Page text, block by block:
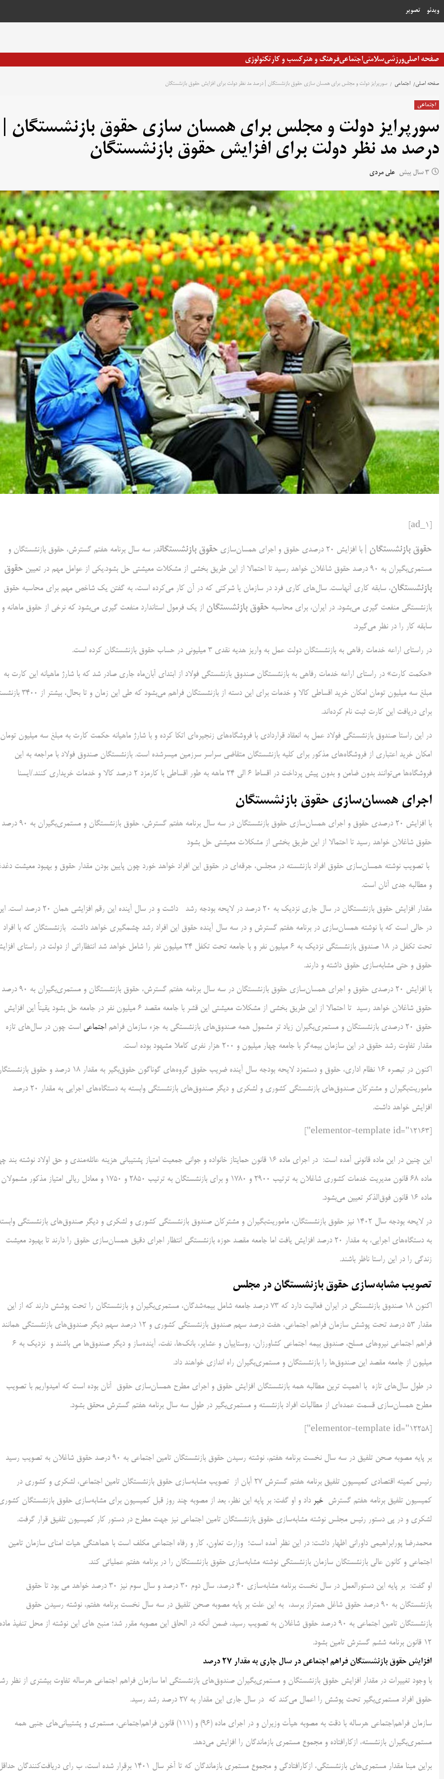
به
ویدئو تصویر
صفحه اصلیورزشیسلامتیاجتماعیفرهنگ و هنرکسب و کارتکنولوژی
صفحه اصلی اجتماعی سورپرایز دولت و مجلس برای همسان سازی حقوق بازنشستگان | درصد مد نظر دولت برای افزایش حقوق بازنشستگان
اجتماعی
سورپرایز دولت و مجلس برای همسان سازی حقوق بازنشستگان |
درصد مد نظر دولت برای افزایش حقوق بازنشستگان
3 سال پیش علی مردی
حقوق بازنشستگان | با افزایش ۲۰ درصدی حقوق و اجرای همسان‌سازی حقوق بازنشستگاندر سه سال برنامه هفتم گسترش، حقوق بازنشستگان و
مستمری‌بگیران به ۹۰ درصد حقوق شاغلان خواهد رسید تا احتمالا از این طریق بخشی از مشکلات معیشتی حل بشود.یکی از عوامل مهم در تعیین
حقوق
بازنشستگان، سابقه کاری آنهاست. سال‌های کاری فرد در سازمان یا شرکتی که در آن کار می‌کرده است، به گفتن یک شاخص مهم برای محاسبه حقوق
بازنشستگی منفعت گیری می‌بشود. در ایران، برای محاسبه حقوق بازنشستگان از یک فرمول استاندارد منفعت گیری می‌بشود که نرخی از حقوق ماهانه و
سابقه کار را در نظر می‌گیرد.
در راستای اراعه ‌خدمات رفاهی به بازنشستگان دولت عمل به واریز هدیه نقدی ۳ میلیونی در حساب حقوق بازنشستگان کرده است.
«حکمت کارت» در راستای اراعه ‌خدمات رفاهی به بازنشستگان صندوق بازنشستگی فولاد از ابتدای آبان‌ماه جاری صادر شد که با شارژ ماهیانه این کارت به
مبلغ سه میلیون تومان امکان خرید اقساطی کالا و خدمات برای این دسته از بازنشستگان فراهم می‌بشود که طی این
برای دریافت این کارت ثبت نام کرده‌اند.
در این راستا صندوق بازنشستگی فولاد عمل به انعقاد قراردادی با فروشگاه‌های زنجیره‌ای اتکا کرده و با شارژ ماهیانه حکمت کارت به مبلغ سه میلیون تومان
امکان خرید اعتباری از فروشگاه‌های مذکور برای کلیه بازنشستگان متقاضی سراسر سرزمین میسرشده است. بازنشستگان صندوق فولاد با مراجعه به این
فروشگاه‌ها می‌توانند بدون ضامن و بدون پیش پرداخت در اقساط ۶ الی ۲۴ ماهه به طور اقساطی با کارمزد ۲ درصد کالا و خدمات خریداری کنند./ایسنا
اجرای همسان‌سازی حقوق بازنشستگان
با افزایش ۲۰ درصدی حقوق و اجرای همسان‌سازی حقوق بازنشستگان در سه سال برنامه هفتم گسترش، حقوق بازنشستگان و مستمری‌بگیران به ۹۰ درصد
حقوق شاغلان خواهد رسید تا احتمالا از این طریق بخشی از مشکلات معیشتی حل بشود
با تصویب نوشته همسان‌سازی حقوق افراد بازنشسته در مجلس، جرقه‌ای در حقوق این افراد خواهد خورد چون پایین بودن مقدار حقوق و بهبود معیشت
و مطالبه جدی آنان است.
مقدار افزایش حقوق بازنشستگان در سال جاری نزدیک به ۲۰ درصد در لایحه بودجه رشد داشت و در سال آینده این رقم افزایشی همان
در حالی است که با نوشته همسان‌سازی در برنامه هفتم گسترش و در سه سال آینده حقوق این افراد رشد چشمگیری خواهد داشت. بازنشستگان که با افراد
تحت تکفل در ۱۸ صندوق بازنشستگی نزدیک به ۶ میلیون نفر و با جامعه تحت تکفل ۲۴ میلیون نفر را شامل خواهد شد انتظاراتی از دولت در راستای
حقوق و حتی مشابه‌سازی حقوق داشته و دارند.
با افزایش ۲۰ درصدی حقوق و اجرای همسان‌سازی حقوق بازنشستگان در سه سال برنامه هفتم گسترش، حقوق بازنشستگان و مستمری‌بگیران به ۹۰ درصد
حقوق شاغلان خواهد رسید تا احتمالا از این طریق بخشی از مشکلات معیشتی این قشر با جامعه مقصد ۶ میلیون نفر در جامعه حل بشود یقیناً این افزایش
حقوق ۲۰ درصدی بازنشستگان و مستمری‌بگیران زیاد تر مشمول همه صندوق‌های بازنشستگی به جزء سازمان فراهم
اجتماعی است چون در سال‌های تازه
مقدار تفاوت رشد حقوق در این سازمان بیمه‌گر با جامعه چهار میلیون و ۲۰۰ هزار نفری کاملا مشهود بوده است.
اکنون در تبصره ۱۶ نظام اداری، حقوق و دستمزد لایحه بودجه سال آینده ضریب حقوق گروه‌های گوناگون حقوق‌بگیر به مقدار ۱۸ درصد و
ماموریت‌بگیران و مشترکان صندوق‌های بازنشستگی کشوری و لشکری و دیگر صندوق‌های بازنشستگی وابسته به دستگاه‌های اجرایی به مقدار ۲۰ درصد
افزایش خواهد داشت.
این چنین در این ماده قانونی آمده است: در اجرای ماده ۱۶ قانون حمایتاز خانواده و جوانی جمعیت امتیاز پشتیبانی هزینه عائله‌مندی و حق اولاد نوشته بند
ماده ۶۸ قانون مدیریت خدمات کشوری شاغلان به ترتیب ۲۹۰۰ و ۱۷۸۰ و برای بازنشستگان به ترتیب ۲۸۵۰ و ۱۷۵۰ و معادل ریالی امتیاز مذکور مشمولان
ماده ۱۶ قانون فوق‌الذکر تعیین می‌بشود.
در لایحه بودجه سال ۱۴۰۲ نیز حقوق بازنشستگان، ‌ماموریت‌بگیران و مشترکان صندوق بازنشستگی کشوری و لشکری و دیگر صندوق‌های بازنشستگی
به دستگاه‌های اجرایی، به مقدار ۲۰ درصد افزایش یافت اما جامعه مقصد حوزه بازنشستگی انتظار اجرای دقیق همسان‌سازی حقوق را دارند تا بهبود معیشت
زندگی را در این راستا ناظر باشند.
تصویب مشابه‌سازی حقوق بازنشستگان در مجلس
اکنون ۱۸ صندوق بازنشستگی در ایران فعالیت دارد که ۷۳ درصد جامعه شامل بیمه‌شدگان، مستمری‌بگیران و بازنشستگان را تحت پوشش دارند که از این
مقدار ۵۳ درصد تحت پوشش سازمان فراهم اجتماعی، هفت درصد سهم صندوق بازنشستگی کشوری و ۱۲ درصد سهم دیگر صندوق‌های بازنشستگی همانند
فراهم اجتماعی نیروهای مسلح، ‌صندوق بیمه اجتماعی کشاورزان، روستاییان و عشایر، بانک‌ها، نفت، ‌آینده‌ساز و دیگر صندوق‌ها می باشند و نزدیک به ۶
میلیون از جامعه مقصد این صندوق‌ها را بازنشستگان و مستمری‌بگیران راه اندازی خواهند داد.
در طول سال‌های تازه با اهمیت ترین مطالبه همه بازنشستگان افزایش حقوق و اجرای مطرح همسان‌سازی حقوق آنان بوده است که امیدواریم با تصویب
مطرح همسان‌سازی قسمت عمده‌ای از مطالبات افراد بازنشسته و مستمری‌بگیر در طول سه سال برنامه هفتم گسترش محقق بشود.
بر پایه مصوبه صحن تلفیق در سه سال نخست برنامه هفتم، نوشته رسیدن حقوق بازنشستگان تامین اجتماعی به ۹۰ درصد حقوق شاغلان به تصویب رسید
رئیس کمیته اقتصادی کمیسیون تلفیق برنامه هفتم گسترش ۲۷ آبان از تصویب مشابه‌سازی حقوق بازنشستگان تامین اجتماعی، لشکری و کشوری در
کمیسیون تلفیق برنامه هفتم گسترش خبر داد و او گفت: بر پایه این نظر، بعد از مصوبه چند روز قبل کمیسیون برای مشابه‌سازی حقوق بازنشستگان
لشکری و در پی دستور رئیس مجلس نوشته مشابه‌سازی حقوق بازنشستگان تامین اجتماعی نیز جهت مطرح در دستور کار کمیسیون تلفیق قرار گرفت.
محمدرضا پورابراهیمی داورانی اظهار داشت: در این نظر آمده است؛ وزارت تعاون، کار و رفاه اجتماعی مکلف است با هماهنگی هیات امنای سازمان تامین
اجتماعی و کانون عالی بازنشستگان سازمان بازنشستگی نوشته مشابه‌سازی حقوق بازنشستگان را در برنامه هفتم عملیاتی کند.
او گفت: بر پایه این دستورالعمل در سال نخست برنامه مشابه‌سازی ۴۰ درصد، سال دوم ۳۰ درصد و سال سوم نیز ۳۰ درصد خواهد می بود تا حقوق
بازنشستگان به ۹۰ درصد حقوق شاغل همتراز برسد، به این علت بر پایه مصوبه صحن تلفیق در سه سال نخست برنامه هفتم، نوشته رسیدن حقوق
بازنشستگان تامین اجتماعی به ۹۰ درصد حقوق شاغلان به تصویب رسید، ضمن آنکه در الحاق این مصوبه مقرر شد؛ منبع های این نوشته از محل تنفیذ
۱۲ قانون برنامه ششم گسترش تامین بشود.
افزایش حقوق بازنشستگان فراهم اجتماعی در سال جاری به مقدار ۲۷ درصد
با وجود تغییرات در مقدار افزایش حقوق بازنشستگان و مستمری‌بگیران صندوق‌های بازنشستگی اما سازمان فراهم اجتماعی هرساله تفاوت بیشتری از نظر
حقوق افراد مستمری‌بگیر تحت پوشش را اعمال می‌کند که در سال جاری این مقدار به ۲۷ درصد رشد رسید.
سازمان فراهم‌اجتماعی هرساله با دقت به مصوبه هیأت وزیران و در اجرای ماده (۹۶) و (۱۱۱) قانون فراهم‌اجتماعی، مستمری و پشتیبانی‌های جنبی همه
مستمری‌بگیران بازنشسته، ازکارافتاده و مجموع مستمری بازماندگان را افزایش می‌دهد.
براین مبنا مقدار مستمری‌های بازنشستگی، ازکارافتادگی و مجموع مستمری بازماندگان که تا آخر سال ۱۴۰۱ برقرار شده است، ب رای دریافت‌کنندگان